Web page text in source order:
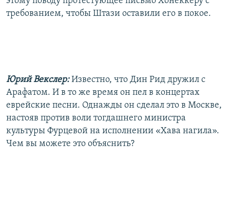
требованием, чтобы Штази оставили его в покое.
Юрий Векслер: Известно, что Дин Рид дружил с
Арафатом. И в то же время он пел в концертах
еврейские песни. Однажды он сделал это в Москве,
настояв против воли тогдашнего министра
культуры Фурцевой на исполнении «Хава нагила».
Чем вы можете это объяснить?